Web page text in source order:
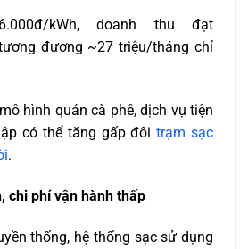
kWh, doanh thu đạt
đương ~27 triệu/tháng chỉ
hình quán cà phê, dịch vụ tiện
có thể tăng gấp đôitrạm sạc
.
chi phí vận hành thấp
thống, hệ thống sạc sử dụng